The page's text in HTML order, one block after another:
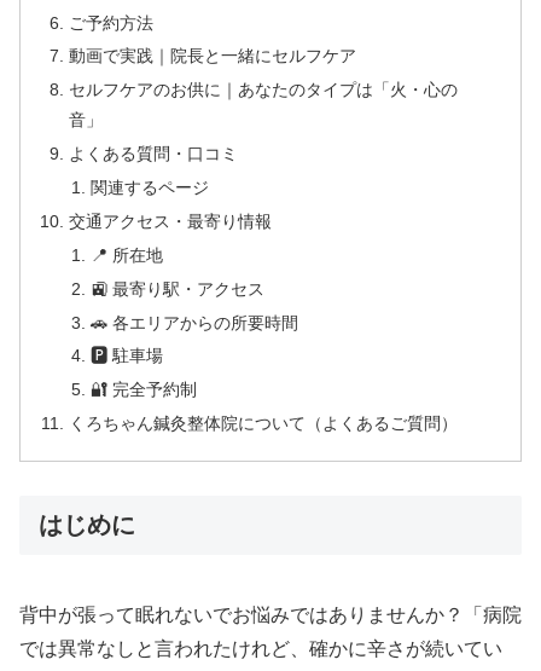
ご予約方法
動画で実践｜院長と一緒にセルフケア
セルフケアのお供に｜あなたのタイプは「火・心の
音」
よくある質問・口コミ
関連するページ
交通アクセス・最寄り情報
📍 所在地
🚉 最寄り駅・アクセス
🚗 各エリアからの所要時間
🅿 駐車場
🔐 完全予約制
くろちゃん鍼灸整体院について（よくあるご質問）
はじめに
背中が張って眠れないでお悩みではありませんか？「病院
では異常なしと言われたけれど、確かに辛さが続いてい